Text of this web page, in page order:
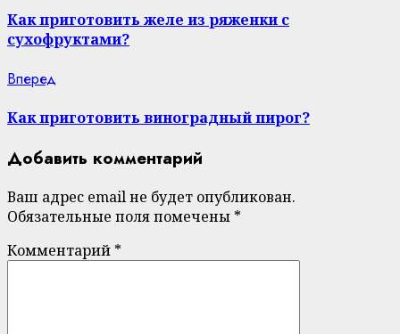
Reading
Как приготовить желе из ряженки с
сухофруктами?
Вперед
Как приготовить виноградный пирог?
Добавить комментарий
Ваш адрес email не будет опубликован.
Обязательные поля помечены *
Комментарий *